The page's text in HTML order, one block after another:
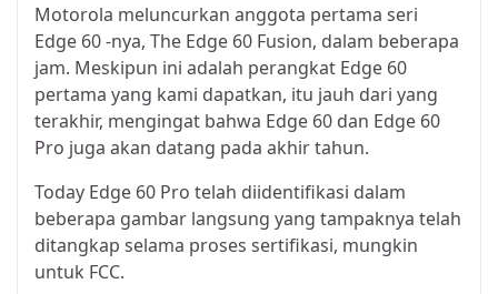
Motorola meluncurkan anggota pertama seri
Edge 60 -nya, The Edge 60 Fusion, dalam beberapa
jam. Meskipun ini adalah perangkat Edge 60
pertama yang kami dapatkan, itu jauh dari yang
terakhir, mengingat bahwa Edge 60 dan Edge 60
Pro juga akan datang pada akhir tahun.
Today Edge 60 Pro telah diidentifikasi dalam
beberapa gambar langsung yang tampaknya telah
ditangkap selama proses sertifikasi, mungkin
untuk FCC.